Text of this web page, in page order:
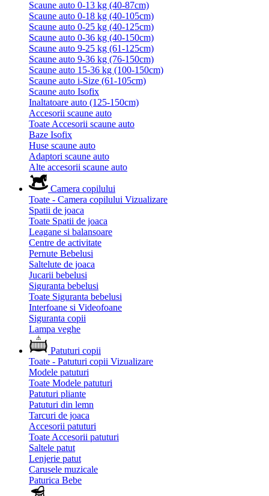
Scaune auto 0-13 kg (40-87cm)
Scaune auto 0-18 kg (40-105cm)
Scaune auto 0-25 kg (40-125cm)
Scaune auto 0-36 kg (40-150cm)
Scaune auto 9-25 kg (61-125cm)
Scaune auto 9-36 kg (76-150cm)
Scaune auto 15-36 kg (100-150cm)
Scaune auto i-Size (61-105cm)
Scaune auto Isofix
Inaltatoare auto (125-150cm)
Accesorii scaune auto
Toate Accesorii scaune auto
Baze Isofix
Huse scaune auto
Adaptori scaune auto
Alte accesorii scaune auto
Camera copilului
Toate - Camera copilului Vizualizare
Spatii de joaca
Toate Spatii de joaca
Leagane si balansoare
Centre de activitate
Pernute Bebelusi
Saltelute de joaca
Jucarii bebelusi
Siguranta bebelusi
Toate Siguranta bebelusi
Interfoane si Videofoane
Siguranta copii
Lampa veghe
Patuturi copii
Toate - Patuturi copii Vizualizare
Modele patuturi
Toate Modele patuturi
Patuturi pliante
Patuturi din lemn
Tarcuri de joaca
Accesorii patuturi
Toate Accesorii patuturi
Saltele patut
Lenjerie patut
Carusele muzicale
Paturica Bebe